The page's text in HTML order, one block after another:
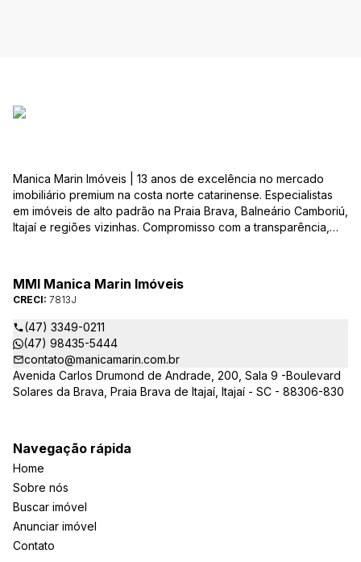
Manica Marin Imóveis | 13 anos de excelência no mercado
imobiliário premium na costa norte catarinense. Especialistas
em imóveis de alto padrão na Praia Brava, Balneário Camboriú,
Itajaí e regiões vizinhas. Compromisso com a transparência,
entende e valoriza seu investimento.
MMI Manica Marin Imóveis
CRECI: 7813J
(47) 3349-0211
(47) 98435-5444
contato@manicamarin.com.br
Avenida Carlos Drumond de Andrade, 200, Sala 9 -Boulevard
Solares da Brava, Praia Brava de Itajaí, Itajaí - SC - 88306-830
Navegação rápida
Home
Sobre nós
Buscar imóvel
Anunciar imóvel
Contato